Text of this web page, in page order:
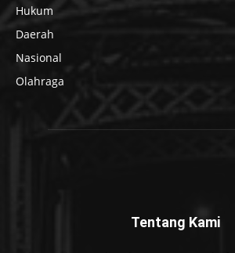
Hukum
Daerah
Nasional
Olahraga
Tentang Kami